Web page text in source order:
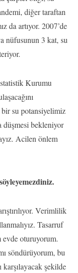
diğer taraftan
da artıyor. 2007’de
nüfusunun 3 kat, su
Kurumu
bir su potansiyelimiz
düşmesi bekleniyor
Acilen önlem
Verimlilik
Tasarruf
oturuyorum.
söndürüyorum, bu
şekilde